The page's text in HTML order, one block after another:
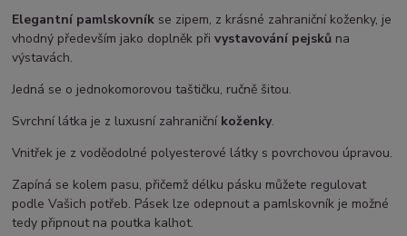
Elegantní pamlskovník se zipem, z krásné zahraniční koženky, je
vhodný především jako doplněk při vystavování pejsků na
výstavách.
Jedná se o jednokomorovou taštičku, ručně šitou.
Svrchní látka je z luxusní zahraničníkoženky.
Vnitřek je z voděodolné polyesterové látky s povrchovou úpravou.
Zapíná se kolem pasu, přičemž délku pásku můžete regulovat
podle Vašich potřeb. Pásek lze odepnout a pamlskovník je možné
tedy připnout na poutka kalhot.